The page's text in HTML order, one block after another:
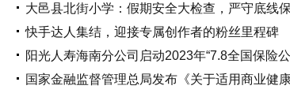
大邑县北街小学：假期安全大检查，严守底线
快手达人集结，迎接专属创作者的粉丝里程碑
阳光人寿海南分公司启动2023年“7.8全国保险
国家金融监督管理总局发布《关于适用商业健